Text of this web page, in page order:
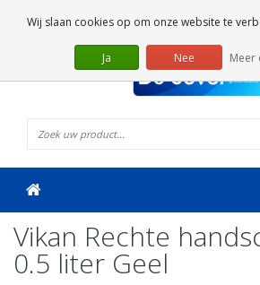
Vikan Rechte
0.5 liter Geel
Wij slaan cookies op om onze website te
Ja Nee Meer